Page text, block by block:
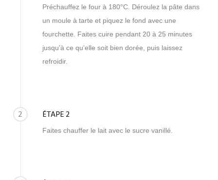
Préchauffez le four à 180°C. Déroulez la pâte dans
un moule à tarte et piquez le fond avec une
fourchette. Faites cuire pendant 20 à 25 minutes
jusqu’à ce qu’elle soit bien dorée, puis laissez
refroidir.
2 ÉTAPE 2
Faites chauffer le lait avec le sucre vanillé.